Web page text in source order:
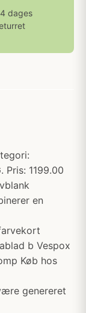
dages
Pris: 1199.00
en
b Vespox
Køb hos
genereret